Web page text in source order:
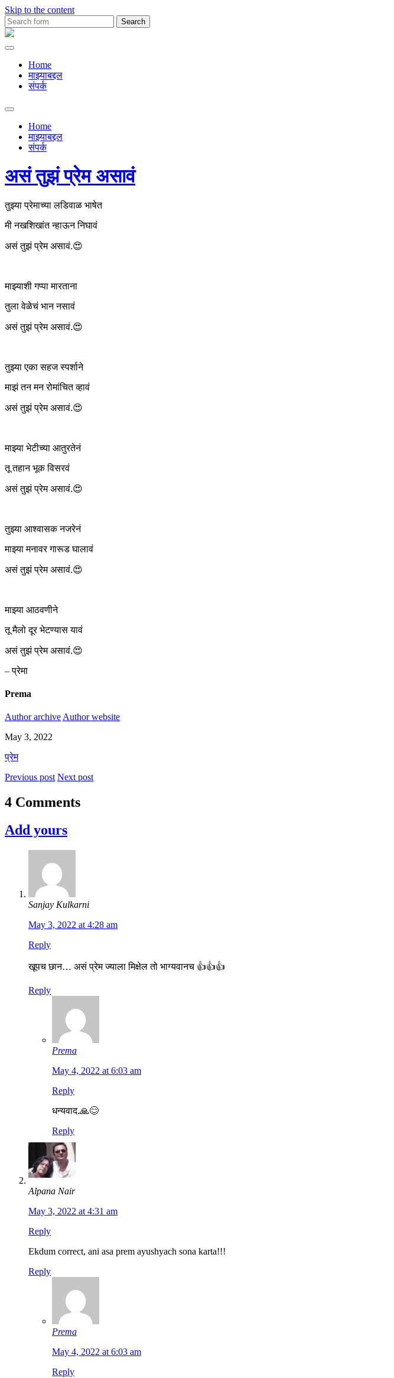
Skip to the content
Search
for:Premachya
Home
माझ्याबद्दल
संपर्क
Toggle
search
field
Home
माझ्याबद्दल
संपर्क
असं तुझं प्रेम असावं
तुझ्या प्रेमाच्या लडिवाळ भाषेत
मी नखशिखांत न्हाऊन निघावं
असं तुझं प्रेम असावं.😍
माझ्याशी गप्पा मारताना
तुला वेळेचं भान नसावं
असं तुझं प्रेम असावं.😍
तुझ्या एका सहज स्पर्शाने
माझं तन मन रोमांचित व्हावं
असं तुझं प्रेम असावं.😍
माझ्या भेटीच्या आतुरतेनं
तू तहान भूक विसरवं
असं तुझं प्रेम असावं.😍
तुझ्या आश्वासक नजरेनं
माझ्या मनावर गारूड घालावं
असं तुझं प्रेम असावं.😍
माझ्या आठवणीने
तू मैलो दूर भेटण्यास यावं
असं तुझं प्रेम असावं.😍
– प्रेमा
Prema
Author archiveAuthor website
May 3, 2022
प्रेम
Previous post Next post
4 Comments
Add yours
Sanjay Kulkarni
May 3, 2022 at 4:28 am
Reply
खूपच छान… असं प्रेम ज्याला मिक्षेल तो भाग्यवानच 👍👍👍
Reply
Prema
May 4, 2022 at 6:03 am
Reply
धन्यवाद.🙏😊
Reply
Alpana Nair
May 3, 2022 at 4:31 am
Reply
Ekdum correct, ani asa prem ayushyach sona karta!!!
Reply
Prema
May 4, 2022 at 6:03 am
Reply